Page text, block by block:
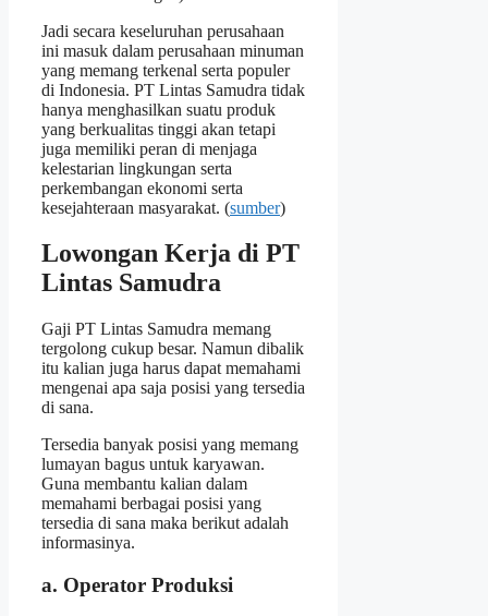
Jadi secara keseluruhan perusahaan
ini masuk dalam perusahaan minuman
yang memang terkenal serta populer
di Indonesia. PT Lintas Samudra tidak
hanya menghasilkan suatu produk
yang berkualitas tinggi akan tetapi
juga memiliki peran di menjaga
kelestarian lingkungan serta
perkembangan ekonomi serta
kesejahteraan masyarakat. (sumber)
Lowongan Kerja di PT
Lintas Samudra
Gaji PT Lintas Samudra memang
tergolong cukup besar. Namun dibalik
itu kalian juga harus dapat memahami
mengenai apa saja posisi yang tersedia
di sana.
Tersedia banyak posisi yang memang
lumayan bagus untuk karyawan.
Guna membantu kalian dalam
memahami berbagai posisi yang
tersedia di sana maka berikut adalah
informasinya.
a. Operator Produksi